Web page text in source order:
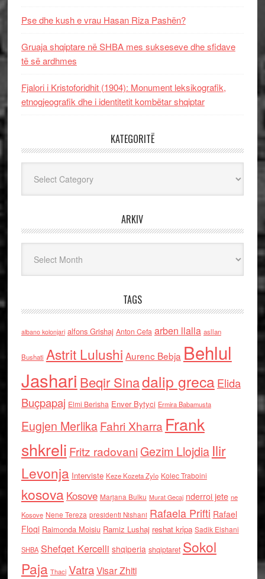
Pse dhe kush e vrau Hasan Riza Pashën?
Gruaja shqiptare në SHBA mes sukseseve dhe sfidave
të së ardhmes
Fjalori i Kristoforidhit (1904): Monument leksikografik,
etnogjeografik dhe i identitetit kombëtar shqiptar
KATEGORITË
ARKIV
TAGS
albano kolonjari alfons Grishaj Anton Cefa arben llalla asllan
Bushati Astrit Lulushi Aurenc Bebja Behlul
Jashari Beqir Sinadalip grecaElida
Buçpapaj Elmi Berisha Enver Bytyci Ermira Babamusta
Eugjen MerlikaFahri Xharra Frank
shkreli Fritz radovaniGezim Llojdia Ilir
Levonja Interviste Keze Kozeta Zylo Kolec Traboini
kosova Kosove Marjana Bulku Murat Gecaj nderroi jete ne
Kosove Nene Tereza presidenti Nishani Rafaela Prifti Rafael
Floqi Raimonda Moisiu Ramiz Lushaj reshat kripa Sadik Elshani
SHBA Shefqet Kercelli shqiperia shqiptaret Sokol
Paja Thaci VatraVisar Zhiti